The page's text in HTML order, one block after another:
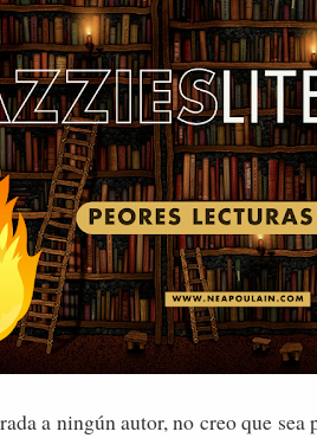
a ningún autor, no creo que